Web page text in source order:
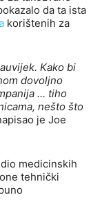
da ta ista
korištenih za
Kako bi
dovoljno
… tiho
nešto što
je Joe
medicinskih
tehnički